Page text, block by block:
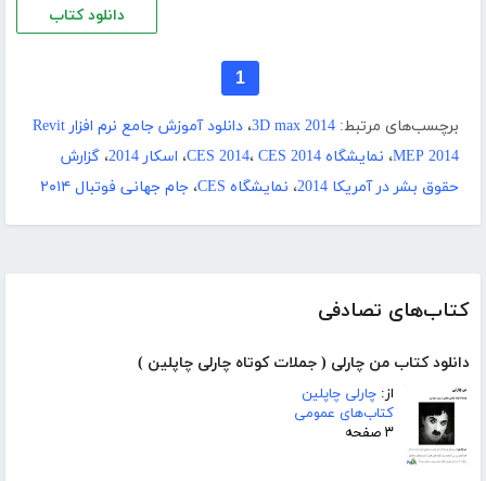
کتاب‌های تصادفی
دانلود کتاب من چارلی ( جملات کوتاه چارلی چاپلین )
از: چارلی چاپلین
کتاب‌های عمومی
۳ صفحه
دانلود کتاب
1
برچسب‌های مرتبط: 3D max 2014،
دانلود آموزش جامع نرم افزار Revit
MEP 2014، نمایشگاه CES 2014 ، CES 2014 ، اسکار 2014 ، گزارش
حقوق بشر در آمریکا 2014
، نمایشگاه CES ، جام جهانی فوتبال ۲۰۱۴